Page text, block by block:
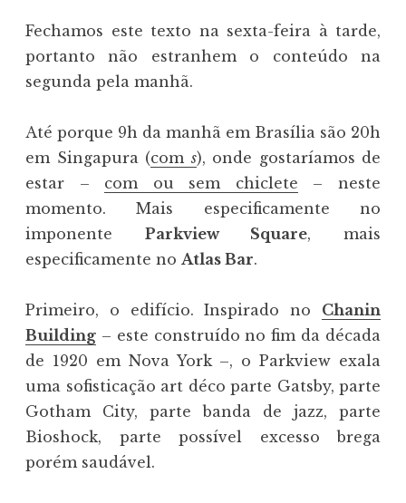
Fechamos este texto na sexta-feira à tarde,
portanto não estranhem o conteúdo na
segunda pela manhã.
Até porque 9h da manhã em Brasília são 20h
em Singapura (coms), onde gostaríamos de
estar – com ou sem chiclete – neste
momento. Mais especificamente no
imponente Parkview Square, mais
especificamente no Atlas Bar.
Primeiro, o edifício. Inspirado no Chanin
Building – este construído no fim da década
de 1920 em Nova York –, o Parkview exala
uma sofisticação art déco parte Gatsby, parte
Gotham City, parte banda de jazz, parte
Bioshock, parte possível excesso brega
porém saudável.